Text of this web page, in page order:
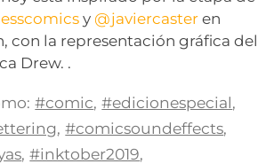
y @javiercaster en
con la representación gráfica del
Drew. .
#comic,#edicionespecial,
,#comicsoundeffects,
,#inktober2019,